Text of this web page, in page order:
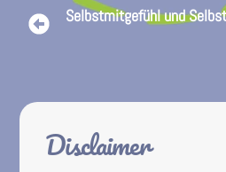
Selbstmitgefühl und
Disclaimer